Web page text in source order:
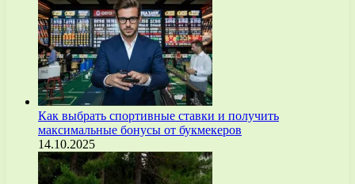
Как выбрать спортивные ставки и получить
максимальные бонусы от букмекеров
14.10.2025